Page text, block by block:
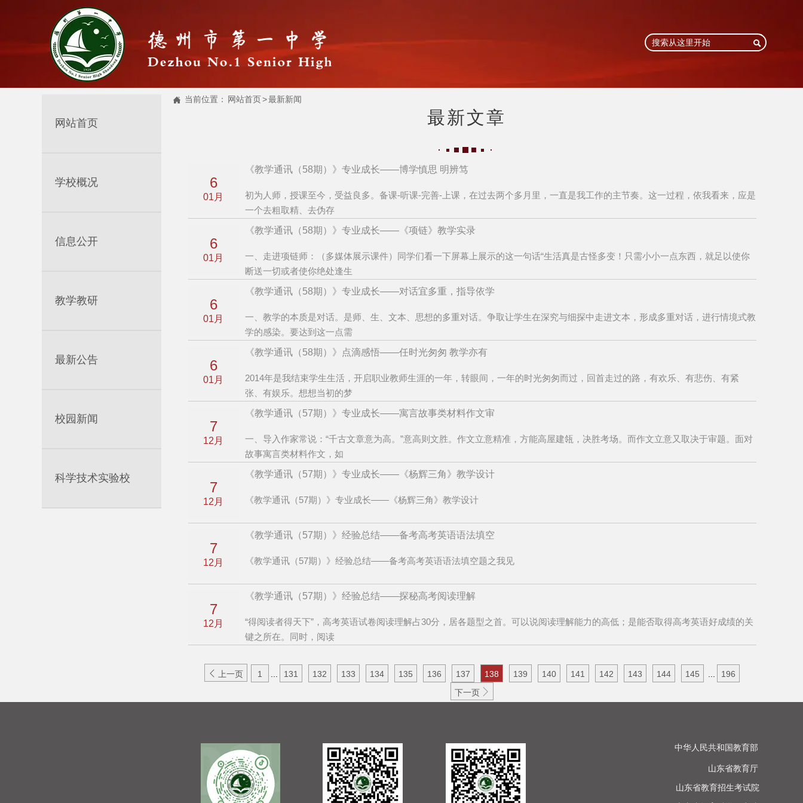

中华人民共和国教育部
山东省教育厅
山东省教育招生考试院
 当前位置： 网站首页>最新新闻
最新文章
网站首页
学校概况
信息公开
教学教研
最新公告
校园新闻
科学技术实验校
6
01月
《教学通讯（58期）》专业成长——博学慎思 明辨笃
初为人师，授课至今，受益良多。备课-听课-完善-上课，在过去两个多月里，一直是我工作的主节奏。这一过程，依我看来，应是
一个去粗取精、去伪存
6
01月
《教学通讯（58期）》专业成长——《项链》教学实录
一、走进项链师：（多媒体展示课件）同学们看一下屏幕上展示的这一句话“生活真是古怪多变！只需小小一点东西，就足以使你
断送一切或者使你绝处逢生
6
01月
《教学通讯（58期）》专业成长——对话宜多重，指导依学
一、教学的本质是对话。是师、生、文本、思想的多重对话。争取让学生在深究与细探中走进文本，形成多重对话，进行情境式教
学的感染。要达到这一点需
6
01月
《教学通讯（58期）》点滴感悟——任时光匆匆 教学亦有
2014年是我结束学生生活，开启职业教师生涯的一年，转眼间，一年的时光匆匆而过，回首走过的路，有欢乐、有悲伤、有紧
张、有娱乐。想想当初的梦
7
12月
《教学通讯（57期）》专业成长——寓言故事类材料作文审
一、导入作家常说：“千古文章意为高。”意高则文胜。作文立意精准，方能高屋建瓴，决胜考场。而作文立意又取决于审题。面对
故事寓言类材料作文，如
7
12月
《教学通讯（57期）》专业成长——《杨辉三角》教学设计
《教学通讯（57期）》专业成长——《杨辉三角》教学设计
7
12月
《教学通讯（57期）》经验总结——备考高考英语语法填空
《教学通讯（57期）》经验总结——备考高考英语语法填空题之我见
7
12月
《教学通讯（57期）》经验总结——探秘高考阅读理解
“得阅读者得天下”，高考英语试卷阅读理解占30分，居各题型之首。可以说阅读理解能力的高低；是能否取得高考英语好成绩的关
键之所在。同时，阅读
 上一页 1 131 132 133 134 135 136 137 138 139 140 141 142 143 144 145
196
下一页 